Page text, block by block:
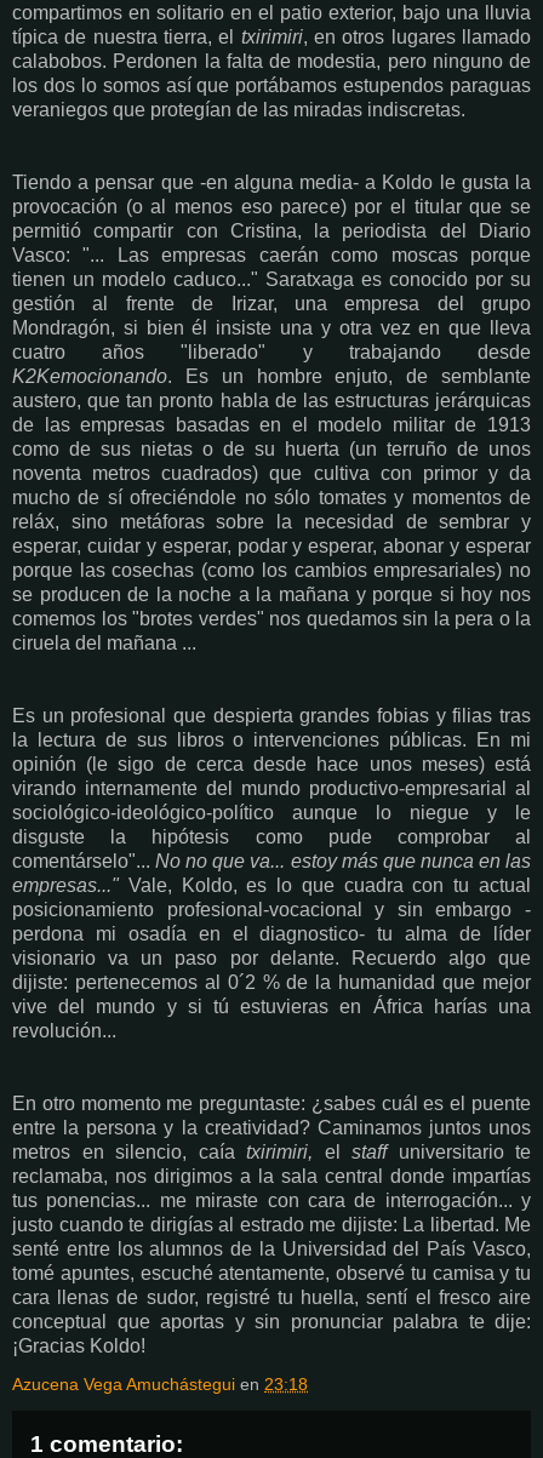
compartimos en solitario en el patio exterior, bajo una lluvia
típica de nuestra tierra, el txirimiri, en otros lugares llamado
calabobos. Perdonen la falta de modestia, pero ninguno de
los dos lo somos así que portábamos estupendos paraguas
veraniegos que protegían de las miradas indiscretas.
Tiendo a pensar que -en alguna media- a Koldo le gusta la
provocación (o al menos eso parece) por el titular que se
permitió compartir con Cristina, la periodista del Diario
Vasco: "... Las empresas caerán como moscas porque
tienen un modelo caduco..." Saratxaga es conocido por su
gestión al frente de Irizar, una empresa del grupo
Mondragón, si bien él insiste una y otra vez en que lleva
cuatro años "liberado" y trabajando desde
K2Kemocionando. Es un hombre enjuto, de semblante
austero, que tan pronto habla de las estructuras jerárquicas
de las empresas basadas en el modelo militar de 1913
como de sus nietas o de su huerta (un terruño de unos
noventa metros cuadrados) que cultiva con primor y da
mucho de sí ofreciéndole no sólo tomates y momentos de
reláx, sino metáforas sobre la necesidad de sembrar y
esperar, cuidar y esperar, podar y esperar, abonar y esperar
porque las cosechas (como los cambios empresariales) no
se producen de la noche a la mañana y porque si hoy nos
comemos los "brotes verdes" nos quedamos sin la pera o la
ciruela del mañana ...
Es un profesional que despierta grandes fobias y filias tras
la lectura de sus libros o intervenciones públicas. En mi
opinión (le sigo de cerca desde hace unos meses) está
virando internamente del mundo productivo-empresarial al
sociológico-ideológico-político aunque lo niegue y le
disguste la hipótesis como pude comprobar al
comentárselo"...No no que va... estoy más que nunca en las
empresas..."Vale, Koldo, es lo que cuadra con tu actual
posicionamiento profesional-vocacional y sin embargo -
perdona mi osadía en el diagnostico- tu alma de líder
visionario va un paso por delante. Recuerdo algo que
dijiste: pertenecemos al 0´2 % de la humanidad que mejor
vive del mundo y si tú estuvieras en África harías una
revolución...
En otro momento me preguntaste: ¿sabes cuál es el puente
entre la persona y la creatividad? Caminamos juntos unos
metros en silencio, caía txirimiri, el staff universitario te
reclamaba, nos dirigimos a la sala central donde impartías
tus ponencias... me miraste con cara de interrogación... y
justo cuando te dirigías al estrado me dijiste: La libertad. Me
senté entre los alumnos de la Universidad del País Vasco,
tomé apuntes, escuché atentamente, observé tu camisa y tu
cara llenas de sudor, registré tu huella, sentí el fresco aire
conceptual que aportas y sin pronunciar palabra te dije:
¡Gracias Koldo!
Azucena Vega Amuchástegui en 23:18
1 comentario: